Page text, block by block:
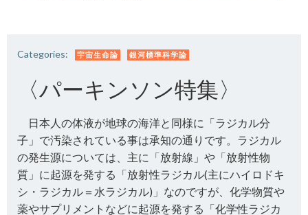
Categories: 宇宙生命論 銀河標準科学論
〈パーキンソン特集〉
日本人の体液が地球の海洋と同様に「ラジカル分
子」で汚染されている事は承知の通りです。ラジカル
の発生源については、主に「放射線」や「放射性物
質」に起源を発する「放射性ラジカル(主にハイロドキ
シ・ラジカル＝水ラジカル)」なのですが、化学物質や
薬やサプリメントなどに起源を発する「化学性ラジカ